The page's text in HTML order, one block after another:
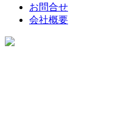
お問合せ
会社概要